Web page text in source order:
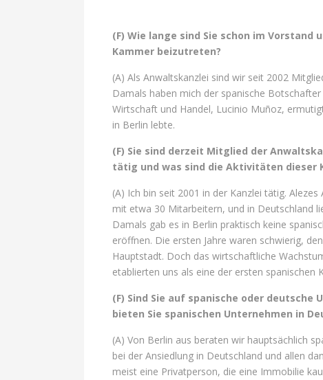
(F) Wie lange sind Sie schon im Vorstand
Kammer beizutreten?
(A) Als Anwaltskanzlei sind wir seit 2002
Damals haben mich der spanische
Wirtschaft und Handel, Lucinio Muñoz,
in Berlin lebte.
(F) Sie sind derzeit Mitglied der
tätig und was sind die Aktivitäten dieser
(A) Ich bin seit 2001 in der Kanzlei tätig.
mit etwa 30 Mitarbeitern, und in Deutschland
Damals gab es in Berlin praktisch keine
eröffnen. Die ersten Jahre waren schwierig,
Hauptstadt. Doch das wirtschaftliche
etablierten uns als eine der ersten spanischen
(F) Sind Sie auf spanische oder
bieten Sie spanischen Unternehmen in
(A) Von Berlin aus beraten wir hauptsächlich
bei der Ansiedlung in Deutschland und allen
meist eine Privatperson, die eine Immobilie